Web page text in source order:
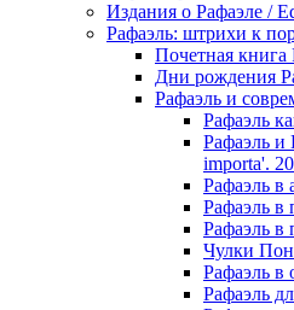
Издания о Рафаэле /
Рафаэль: штрихи к
Почетная книга
Дни рождения
Рафаэль и
Рафаэль
Рафаэль и
importa'.
Рафаэль в
Рафаэль в
Рафаэль в
Чулки
Рафаэль в
Рафаэль